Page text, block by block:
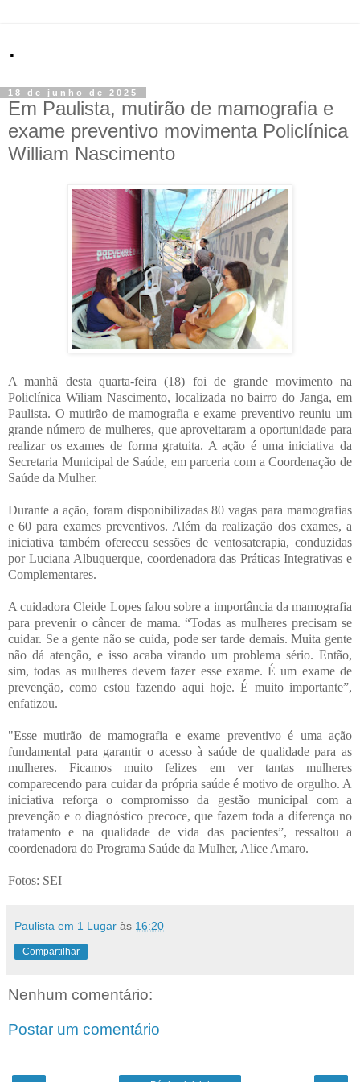
.
18 de junho de 2025
Em Paulista, mutirão de mamografia e
exame preventivo movimenta Policlínica
William Nascimento
A manhã desta quarta-feira (18) foi de grande movimento na
Policlínica Wiliam Nascimento, localizada no bairro do Janga, em
Paulista. O mutirão de mamografia e exame preventivo reuniu um
grande número de mulheres, que aproveitaram a oportunidade para
realizar os exames de forma gratuita. A ação é uma iniciativa da
Secretaria Municipal de Saúde, em parceria com a Coordenação de
Saúde da Mulher.
Durante a ação, foram disponibilizadas 80 vagas para mamografias
e 60 para exames preventivos. Além da realização dos exames, a
iniciativa também ofereceu sessões de ventosaterapia, conduzidas
por Luciana Albuquerque, coordenadora das Práticas Integrativas e
Complementares.
A cuidadora Cleide Lopes falou sobre a importância da mamografia
para prevenir o câncer de mama. “Todas as mulheres precisam se
cuidar. Se a gente não se cuida, pode ser tarde demais. Muita gente
não dá atenção, e isso acaba virando um problema sério. Então,
sim, todas as mulheres devem fazer esse exame. É um exame de
prevenção, como estou fazendo aqui hoje. É muito importante”,
enfatizou.
"Esse mutirão de mamografia e exame preventivo é uma ação
fundamental para garantir o acesso à saúde de qualidade para as
mulheres. Ficamos muito felizes em ver tantas mulheres
comparecendo para cuidar da própria saúde é motivo de orgulho. A
iniciativa reforça o compromisso da gestão municipal com a
prevenção e o diagnóstico precoce, que fazem toda a diferença no
tratamento e na qualidade de vida das pacientes”, ressaltou a
coordenadora do Programa Saúde da Mulher, Alice Amaro.
Fotos: SEI
Paulista em 1 Lugar às 16:20
Compartilhar
Nenhum comentário:
Postar um comentário